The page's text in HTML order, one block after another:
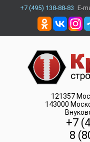
+7 (495) 138-88-83 E-
121357
143000
+7
8